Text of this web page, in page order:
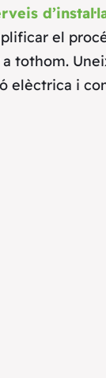
el
tothom.
elèctrica i